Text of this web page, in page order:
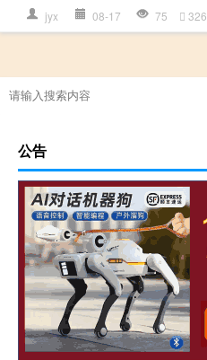
jyx 08-17 75 326
公告